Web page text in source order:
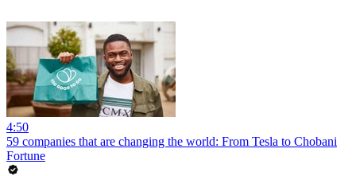
4:50
59 companies that are changing the world: From Tesla to Chobani
Fortune